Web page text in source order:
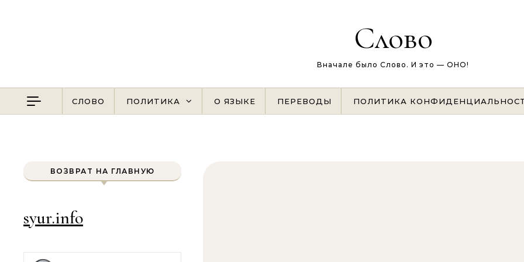
Слово
Вначале было Слово. И это — ОНО!
СЛОВО ПОЛИТИКА О ЯЗЫКЕ ПЕРЕВОДЫ ПОЛИТИКА
ВОЗВРАТ НА ГЛАВНУЮ
syur.info